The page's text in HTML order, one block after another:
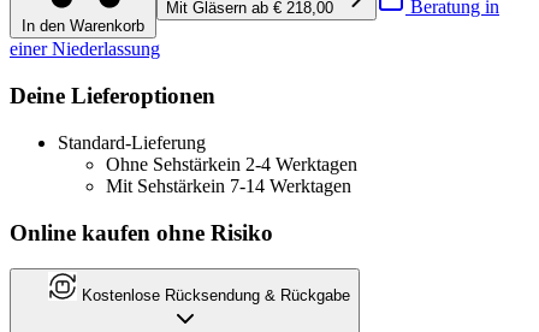
In den Warenkorb
Mit Gläsern ab € 218,00 Beratung in
einer Niederlassung
Deine Lieferoptionen
Standard-Lieferung
Ohne Sehstärkein 2-4 Werktagen
Mit Sehstärkein 7-14 Werktagen
Online kaufen ohne Risiko
Kostenlose Rücksendung & Rückgabe